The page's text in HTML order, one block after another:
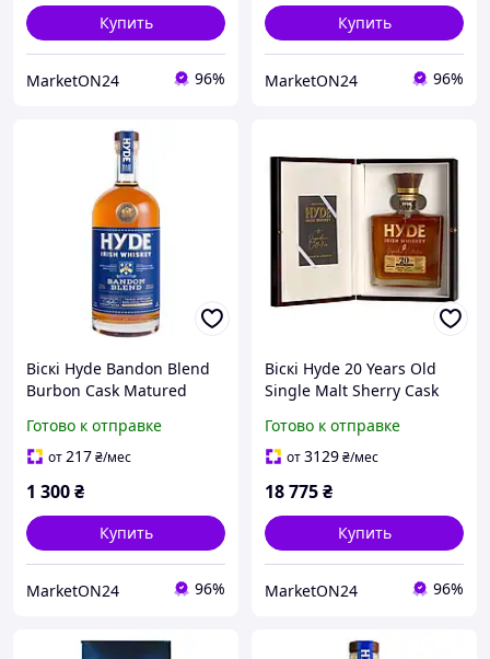
Купить
MarketON24 96%
Купить
MarketON24 96%
Віскі Hyde Bandon Blend
Burbon Cask Matured
Готово к отправке
от217₴/мес
1 300₴
Купить
MarketON24 96%
Віскі Hyde 20 Years Old
Single Malt Sherry Cask
0,7 л
Готово к отправке
от3129₴/мес
18 775₴
Купить
MarketON24 96%